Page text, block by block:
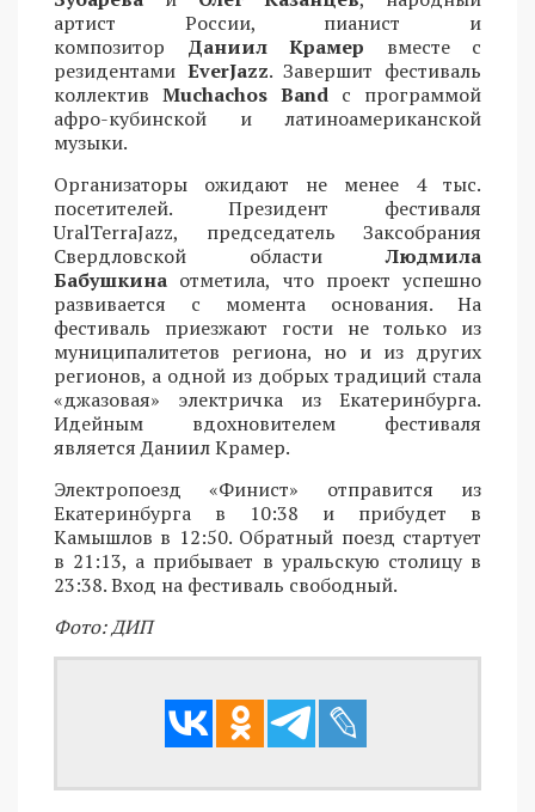
артист России, пианист и
композитор Даниил Крамер вместе с
резидентами EverJazz. Завершит фестиваль
коллектив Muchachos Band с программой
афро-кубинской и латиноамериканской
музыки.
Организаторы ожидают не менее 4 тыс.
посетителей. Президент фестиваля
UralTerraJazz, председатель Заксобрания
Свердловской областиЛюдмила
Бабушкина отметила, что проект успешно
развивается с момента основания. На
фестиваль приезжают гости не только из
муниципалитетов региона, но и из других
регионов, а одной из добрых традиций стала
«джазовая» электричка из Екатеринбурга.
Идейным вдохновителем фестиваля
является Даниил Крамер.
Электропоезд «Финист» отправится из
Екатеринбурга в 10:38 и прибудет в
Камышлов в 12:50. Обратный поезд стартует
в 21:13, а прибывает в уральскую столицу в
23:38. Вход на фестиваль свободный.
Фото: ДИП